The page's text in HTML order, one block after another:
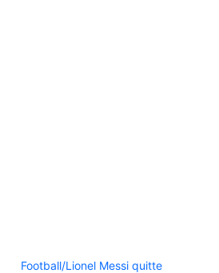
Football/Lionel Messi quitte